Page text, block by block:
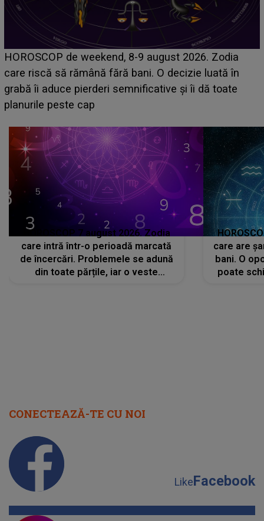
Emanuel a ținut ACEST DETALIU ASCUNS până
acum! În fața Alexandrei, concurentul din Casa Iubirii
face o MĂRTURISIRE NEAȘTEPTATĂ despre mama
sa: "I-am spus și ei în față, eu nu te iubesc pentru
HOROSCOP 7 august 2026. Zodia
care intră într-o perioadă marcată
de încercări. Problemele se adună
din toate părțile, iar o veste
care are
bani. O
poate
CONECTEAZĂ-TE CU NOI
LikeFacebook